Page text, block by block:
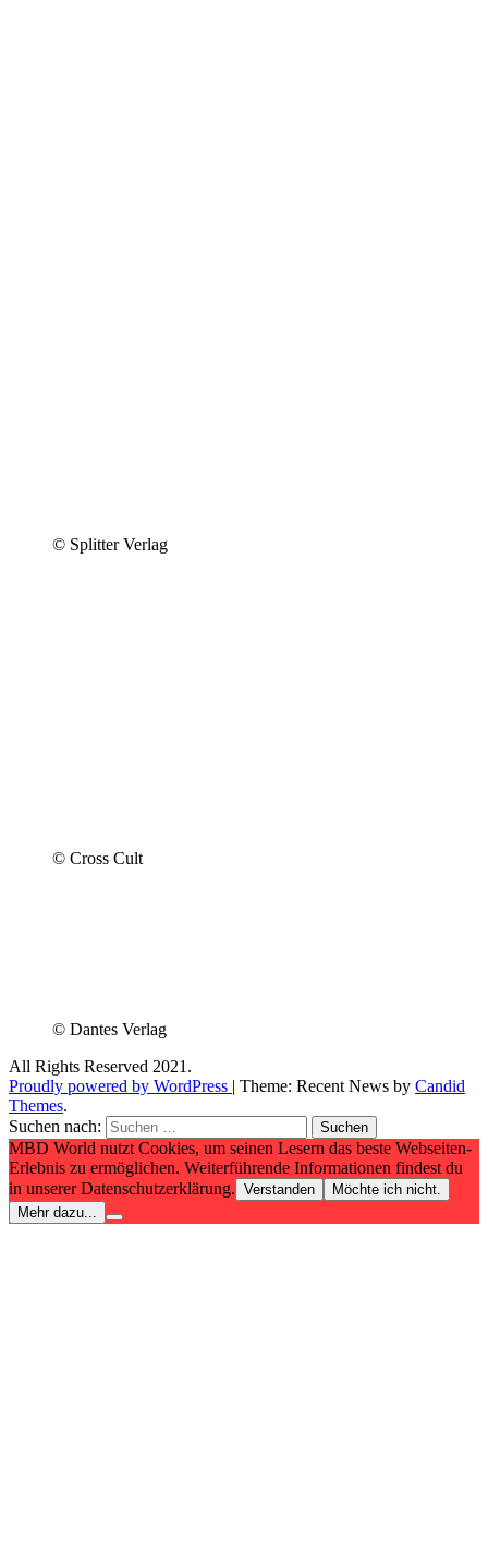
© Splitter Verlag
© Cross Cult
© Dantes Verlag
All Rights Reserved 2021.
Proudly powered by WordPress | Theme: Recent News by Candid
Themes.
Suchen nach:
MBD World nutzt Cookies, um seinen Lesern das beste Webseiten-
Erlebnis zu ermöglichen. Weiterführende Informationen findest du
in unserer Datenschutzerklärung. Verstanden
Möchte ich nicht.
Mehr dazu...